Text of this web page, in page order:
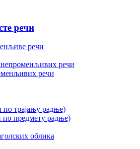
речи
речи
непроменљивих речи
речи
по трајању радње)
по предмету радње)
облика